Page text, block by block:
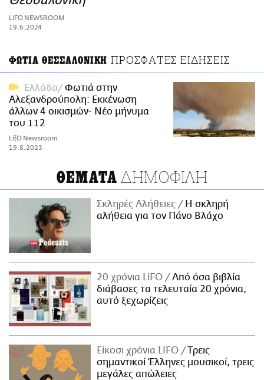
ΑΜΠΑ
PRINT
LIFO NEWSROOM
19.6.2024
ΦΩΤΙΑ ΘΕΣΣΑΛΟΝΙΚΗ ΠΡΟΣΦΑΤΕΣ ΕΙΔΗΣΕΙΣ
Ελλάδα
Φωτιά στην
Αλεξανδρούπολη: Εκκένωση
άλλων 4 οικισμών- Νέο μήνυμα
του 112
LifO Newsroom
19.8.2023
ΘΕΜΑΤΑ ΔΗΜΟΦΙΛΗ
Σκληρές Αλήθειες
H σκληρή
αλήθεια για τον Πάνο Βλάχο
20 χρόνια LiFO
Από όσα βιβλία
διάβασες τα τελευταία 20 χρόνια,
αυτό ξεχωρίζεις
Είκοσι χρόνια LIFO
Tρεις
σημαντικοί Έλληνες μουσικοί, τρεις
μεγάλες απώλειες